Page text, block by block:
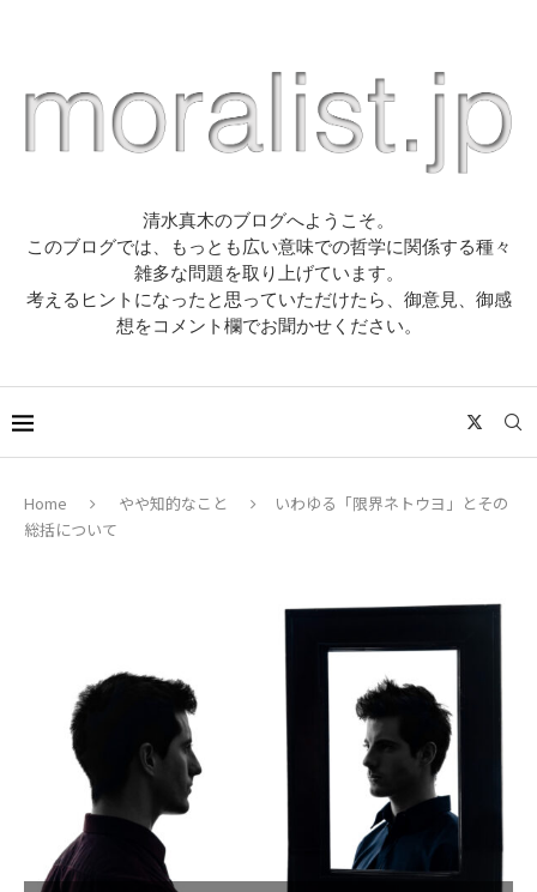
清水真木のブログへようこそ。
このブログでは、もっとも広い意味での哲学に関係する種々
雑多な問題を取り上げています。
考えるヒントになったと思っていただけたら、御意見、御感
想をコメント欄でお聞かせください。
Home やや知的なこと
いわゆる「限界ネトウヨ」とその
総括について